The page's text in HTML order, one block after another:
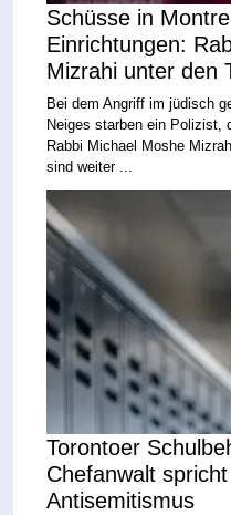
Schüsse in
Einrichtungen:
Mizrahi unter den
Bei dem Angriff im jüdisch
Neiges starben ein Polizist,
Rabbi Michael Moshe
sind weiter ...
Torontoer
Chefanwalt
Antisemitismus